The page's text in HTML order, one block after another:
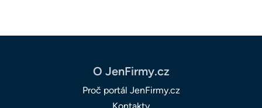
O JenFirmy.cz
Proč portál JenFirmy.cz